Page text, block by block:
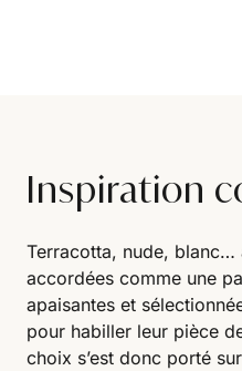
Inspiration
Terracotta, nude, blanc…
accordées comme une
apaisantes et
pour habiller leur pièce
choix s’est donc porté